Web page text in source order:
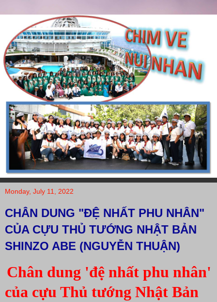
Monday, July 11, 2022
CHÂN DUNG "ĐỆ NHẤT PHU NHÂN"
CỦA CỰU THỦ TƯỚNG NHẬT BẢN
SHINZO ABE (NGUYỄN THUẬN)
Chân dung 'đệ nhất phu nhân'
của cựu Thủ tướng Nhật Bản